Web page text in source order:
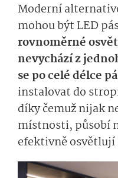
Moderní
mohou být LED
rovnoměrné
nevychází z
se po celé délce
instalovat do
díky čemuž nijak
místnosti, působí
efektivně